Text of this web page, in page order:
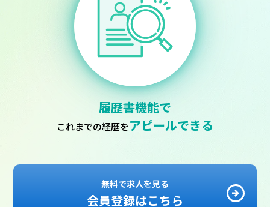
履歴書機能で
これまでの経歴をアピールできる
無料で求人を見る
会員登録はこちら